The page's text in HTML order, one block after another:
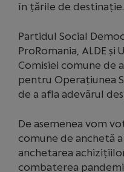
în țările de destinație.
Partidul Social
ProRomania, ALDE
Comisiei comune de
pentru Operațiunea
de a afla adevărul
De asemenea vom
comune de anchetă
anchetarea
combaterea